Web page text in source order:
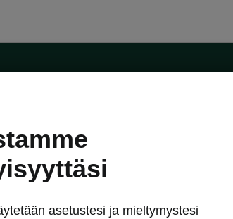
Škoda Shop
Avustinjärjestelmät
asetustesi ja mieltymystesi